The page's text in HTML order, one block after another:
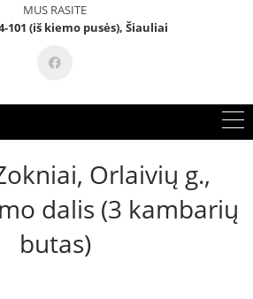
MUS RASITE
101 (iš kiemo pusės), Šiauliai
Orlaivių g.,
dalis (3 kambarių
butas)